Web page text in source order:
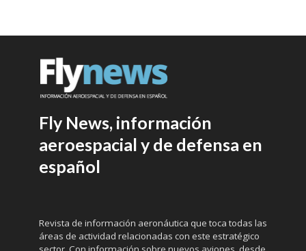
Fly News, información
aeroespacial y de defensa en
español
Revista de información aeronáutica que toca todas las
áreas de actividad relacionadas con este estratégico